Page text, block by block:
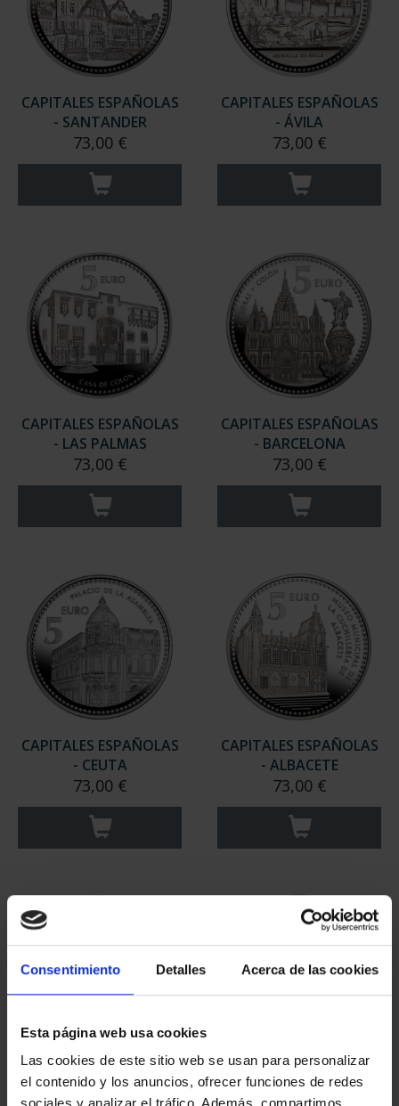
Consentimiento Detalles Acerca de las cookies
Esta página web usa cookies
Las cookies de este sitio web se usan para personalizar
el contenido y los anuncios, ofrecer funciones de redes
CAPITALES ESPAÑOLAS
- SANTANDER
73,00 €
CAPITALES ESPAÑOLAS
- ÁVILA
73,00 €
CAPITALES ESPAÑOLAS
- LAS PALMAS
73,00 €
CAPITALES ESPAÑOLAS
- BARCELONA
73,00 €
CAPITALES ESPAÑOLAS
- CEUTA
73,00 €
CAPITALES ESPAÑOLAS
- ALBACETE
73,00 €
CAPITALES ESPAÑOLAS
- MADRID
CAPITALES ESPAÑOLAS
- PAMPLONA